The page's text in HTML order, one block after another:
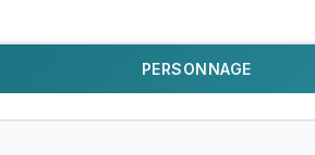
PERSONNAGE